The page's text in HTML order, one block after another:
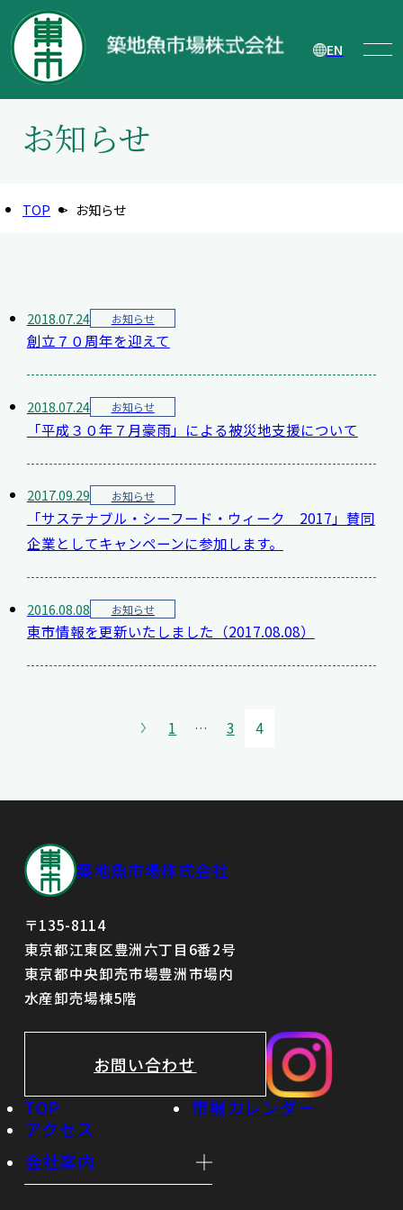
EN
お知らせ
TOP お知らせ
2018.07.24 お知らせ
創立７０周年を迎えて
2018.07.24 お知らせ
「平成３０年７月豪雨」による被災地支援について
2017.09.29 お知らせ
「サステナブル・シーフード・ウィーク 2017」賛同
企業としてキャンペーンに参加します。
2016.08.08 お知らせ
東市情報を更新いたしました（2017.08.08）
1 … 3 4
築地魚市場株式会社
〒135-8114
東京都江東区豊洲六丁目6番2号
東京都中央卸売市場豊洲市場内
水産卸売場棟5階
お問い合わせ
TOP
市場カレンダー
アクセス
会社案内